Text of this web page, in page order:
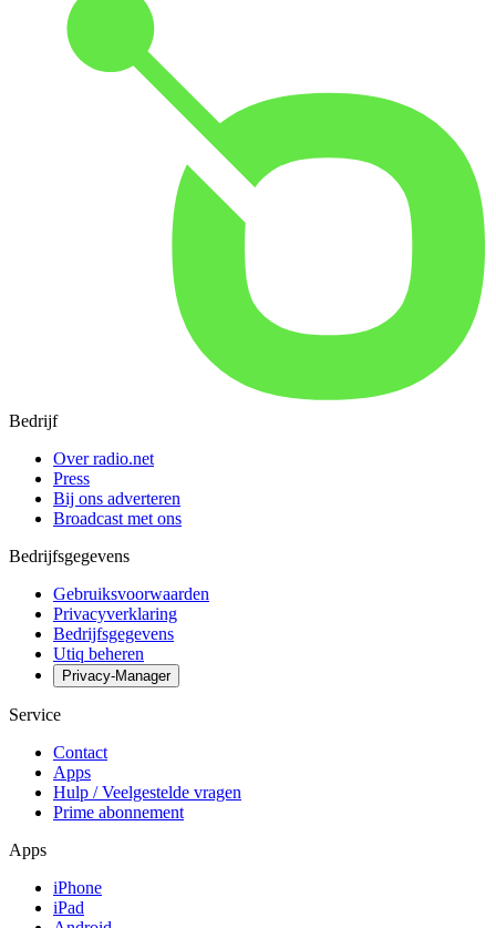
Bedrijf
Over radio.net
Press
Bij ons adverteren
Broadcast met ons
Bedrijfsgegevens
Gebruiksvoorwaarden
Privacyverklaring
Bedrijfsgegevens
Utiq beheren
Privacy-Manager
Service
Contact
Apps
Hulp / Veelgestelde vragen
Prime abonnement
Apps
iPhone
iPad